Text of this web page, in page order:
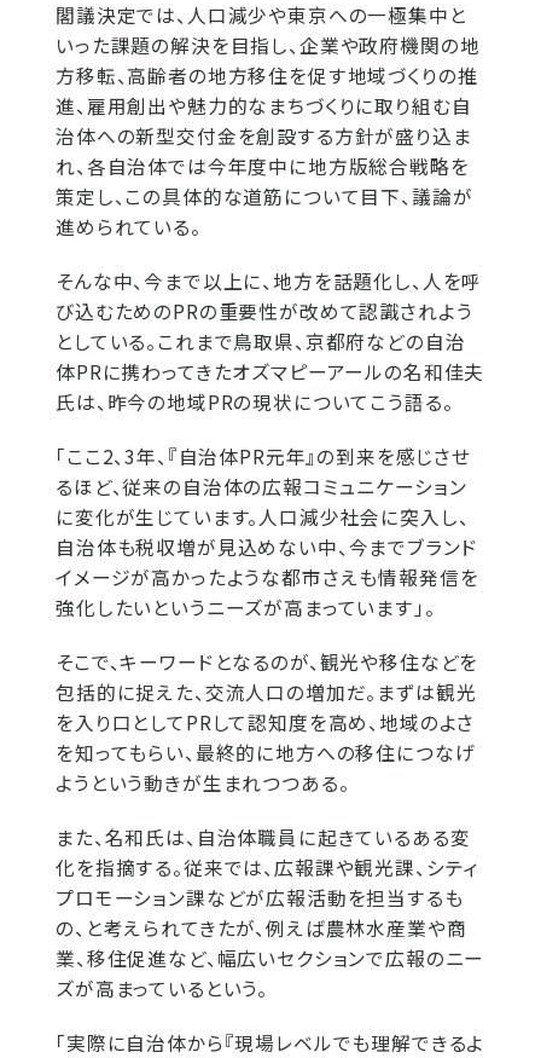
閣議決定では、人口減少や東京への一極集中と
いった課題の解決を目指し、企業や政府機関の地
方移転、高齢者の地方移住を促す地域づくりの推
進、雇用創出や魅力的なまちづくりに取り組む自
治体への新型交付金を創設する方針が盛り込ま
れ、各自治体では今年度中に地方版総合戦略を
策定し、この具体的な道筋について目下、議論が
進められている。
そんな中、今まで以上に、地方を話題化し、人を呼
び込むためのPRの重要性が改めて認識されよう
としている。これまで鳥取県、京都府などの自治
体PRに携わってきたオズマピーアールの名和佳夫
氏は、昨今の地域PRの現状についてこう語る。
「ここ2、3年、『自治体PR元年』の到来を感じさせ
るほど、従来の自治体の広報コミュニケーション
に変化が生じています。人口減少社会に突入し、
自治体も税収増が見込めない中、今までブランド
イメージが高かったような都市さえも情報発信を
強化したいというニーズが高まっています」。
そこで、キーワードとなるのが、観光や移住などを
包括的に捉えた、交流人口の増加だ。まずは観光
を入り口としてPRして認知度を高め、地域のよさ
を知ってもらい、最終的に地方への移住につなげ
ようという動きが生まれつつある。
また、名和氏は、自治体職員に起きているある変
化を指摘する。従来では、広報課や観光課、シティ
プロモーション課などが広報活動を担当するも
の、と考えられてきたが、例えば農林水産業や商
業、移住促進など、幅広いセクションで広報のニー
ズが高まっているという。
「実際に自治体から『現場レベルでも理解できるよ